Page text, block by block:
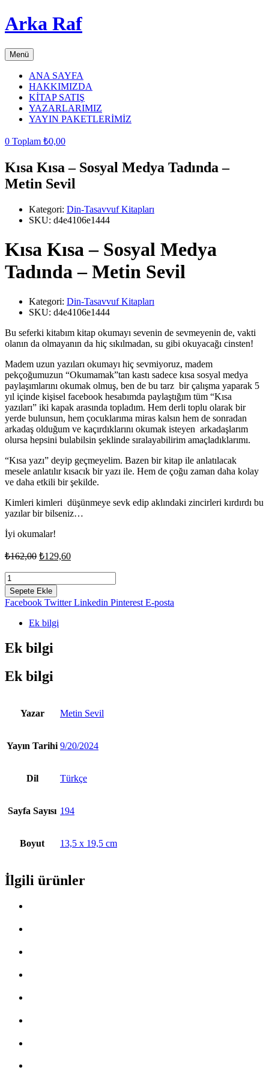
Arka Raf
Menü
ANA SAYFA
HAKKIMIZDA
KİTAP SATIŞ
YAZARLARIMIZ
YAYIN PAKETLERİMİZ
0 Toplam ₺0,00
Kısa Kısa – Sosyal Medya Tadında –
Metin Sevil
Kategori: Din-Tasavvuf Kitapları
SKU: d4e4106e1444
Kısa Kısa – Sosyal Medya
Tadında – Metin Sevil
Kategori: Din-Tasavvuf Kitapları
SKU: d4e4106e1444
Bu seferki kitabım kitap okumayı sevenin de sevmeyenin de, vakti
olanın da olmayanın da hiç sıkılmadan, su gibi okuyacağı cinsten!
Madem uzun yazıları okumayı hiç sevmiyoruz, madem
pekçoğumuzun “Okumamak”tan kastı sadece kısa sosyal medya
paylaşımlarını okumak olmuş, ben de bu tarz bir çalışma yaparak 5
yıl içinde kişisel facebook hesabımda paylaştığım tüm “Kısa
yazıları” iki kapak arasında topladım. Hem derli toplu olarak bir
yerde bulunsun, hem çocuklarıma miras kalsın hem de sonradan
arkadaş olduğum ve kaçırdıklarını okumak isteyen arkadaşlarım
olursa hepsini bulabilsin şeklinde sıralayabilirim amaçladıklarımı.
“Kısa yazı” deyip geçmeyelim. Bazen bir kitap ile anlatılacak
mesele anlatılır kısacık bir yazı ile. Hem de çoğu zaman daha kolay
ve daha etkili bir şekilde.
Kimleri kimleri düşünmeye sevk edip aklındaki zincirleri kırdırdı bu
yazılar bir bilseniz…
İyi okumalar!
₺162,00 Orijinal
₺129,60Şu
fiyat:
₺129,60.
Kısa
Kısa
-
Sosyal
Medya
Tadında
-
Metin
adet
Sepete Ekle
Facebook Twitter Linkedin Pinterest E-posta
Ek bilgi
Ek bilgi
Ek bilgi
Yazar Metin Sevil
Yayın Tarihi 9/20/2024
Dil Türkçe
Sayfa Sayısı 194
Boyut 13,5 x 19,5 cm
İlgili ürünler